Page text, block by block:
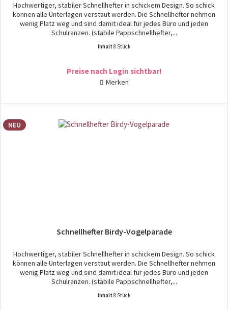
Hochwertiger, stabiler Schnellhefter in schickem Design. So schick
können alle Unterlagen verstaut werden. Die Schnellhefter nehmen
wenig Platz weg und sind damit ideal für jedes Büro und jeden
Schulranzen. (stabile Pappschnellhefter,...
Inhalt 8 Stück
Preise nach Login sichtbar!
Merken
NEU
Schnellhefter Birdy-Vogelparade
Hochwertiger, stabiler Schnellhefter in schickem Design. So schick
können alle Unterlagen verstaut werden. Die Schnellhefter nehmen
wenig Platz weg und sind damit ideal für jedes Büro und jeden
Schulranzen. (stabile Pappschnellhefter,...
Inhalt 8 Stück